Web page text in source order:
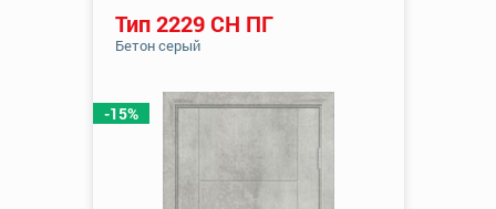
-15%
Тип 2229 СН ПГ
Бетон серый